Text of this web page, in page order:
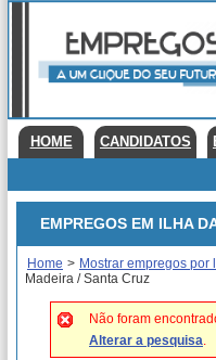
HOME CANDIDATOS
EMPREGOS EM ILHA
Home > Mostrar empregos por
Madeira / Santa Cruz
Não foram
Alterar a pesquisa.